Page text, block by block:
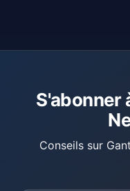
S'abonner
Conseils sur